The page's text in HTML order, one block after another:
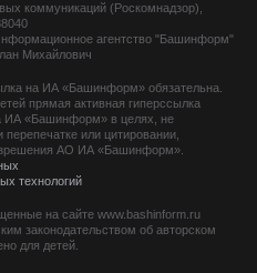
коммуникаций (Роскомнадзор),
агентство "Башинформ"
Михайлович
на ИА «Башинформ» обязательна.
прямая активная гиперссылка
ИА «Башинформ» в целях, не
или цитировании,
АО ИА «Башинформ».
технологий
на сайте www.bashinform.ru
законодательством об авторском
для детей.